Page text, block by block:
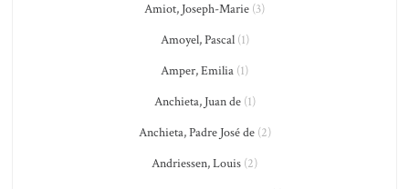
Amiot, Joseph-Marie (3)
Amoyel, Pascal(1)
Amper, Emilia (1)
Anchieta, Juan de(1)
Anchieta, Padre José de(2)
Andriessen, Louis (2)